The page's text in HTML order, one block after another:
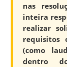
nas
inteira
realizar
requisitos
(como
dentro